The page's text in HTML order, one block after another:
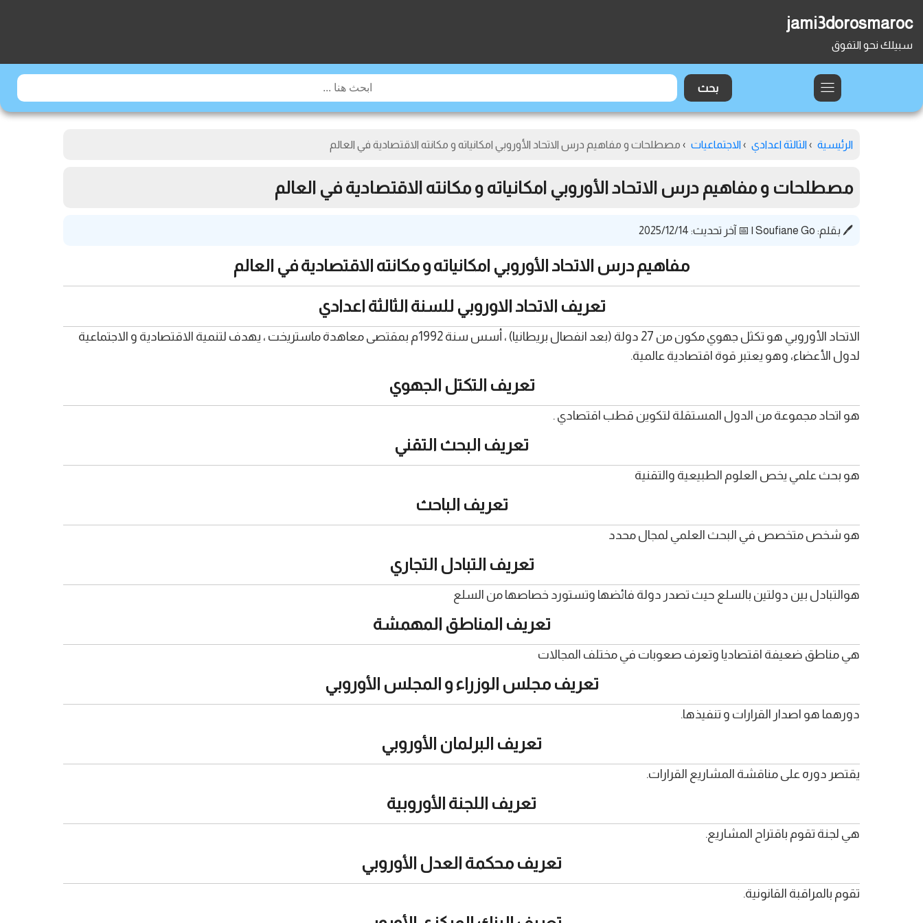
jami3dorosmaroc
سبيلك نحو التفوق
الرئيسية › الثالثة اعدادي › الاجتماعيات › مصطلحات و مفاهيم درس الاتحاد الأوروبي امكانياته و مكانته الاقتصادية في العالم
مصطلحات و مفاهيم درس الاتحاد الأوروبي امكانياته و مكانته الاقتصادية في العالم
🖊️ بقلم: Soufiane Go
| 📅 آخر تحديث: 2025/12/14
مفاهيم درس الاتحاد الأوروبي امكانياته و مكانته الاقتصادية في العالم
تعريف الاتحاد الاوروبي للسنة الثالثة اعدادي
الاتحاد الأوروبي هو تكثل جهوي مكون من 27 دولة (بعد انفصال بريطانيا) ، أسس سنة 1992م بمقتصى معاهدة ماستريخت ، يهدف لتنمية الاقتصادية و الاجتماعية
لدول الأعضاء، وهو يعتبر قوة اقتصادية عالمية.
تعريف التكتل الجهوي
هو اتحاد مجموعة من الدول المستقلة لتكوين قطب اقتصادي .
تعريف البحث التقني
هو بحث علمي يخص العلوم الطبيعية والتقنية
تعريف الباحث
هو شخص متخصص في البحث العلمي لمجال محدد
تعريف التبادل التجاري
هوالتبادل بين دولتين بالسلع حيث تصدر دولة فائضها وتستورد خصاصها من السلع
تعريف المناطق المهمشة
هي مناطق ضعيفة اقتصاديا وتعرف صعوبات في مختلف المجالات
تعريف مجلس الوزراء و المجلس الأوروبي
دورهما هو اصدار القرارات و تنفيذها.
تعريف البرلمان الأوروبي
يقتصر دوره على مناقشة المشاريع القرارات.
تعريف اللجنة الأوروبية
هي لجنة تقوم باقتراح المشاريع.
تعريف محكمة العدل الأوروبي
تقوم بالمراقبة القانونية.